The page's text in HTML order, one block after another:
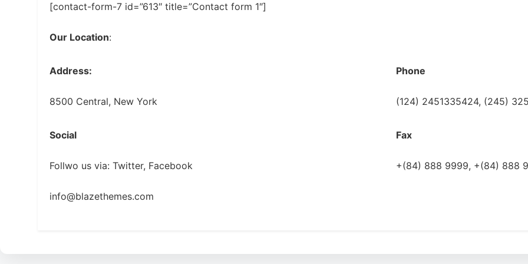
[contact-form-7 id=”613″ title=”Contact form 1″]
Our Location:
Address:
8500 Central, New York
Phone
(124) 2451335424, (245)
Social
Follwo us via: Twitter, Facebook
info@blazethemes.com
Fax
+(84) 888 9999, +(84) 888